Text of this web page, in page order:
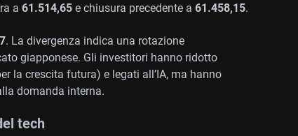
a 61.514,65 e chiusura precedente a 61.458,15.
. La divergenza indica una rotazione
giapponese. Gli investitori hanno ridotto
la crescita futura) e legati all’IA, ma hanno
domanda interna.
tech